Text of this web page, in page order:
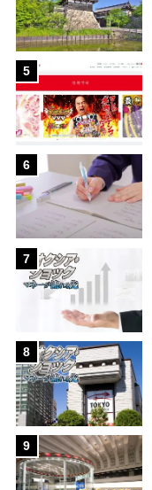
5
6
7
8
9